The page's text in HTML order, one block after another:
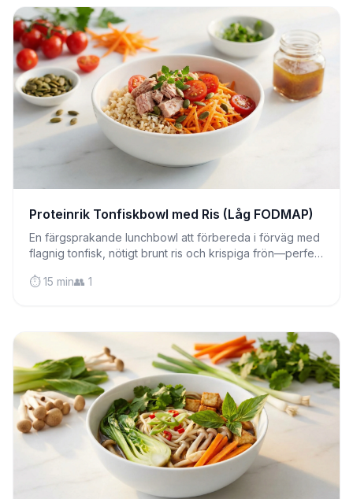
Proteinrik Tonfiskbowl med Ris (Låg FODMAP)
En färgsprakande lunchbowl att förbereda i förväg med
flagnig tonfisk, nötigt brunt ris och krispiga frön—perfekt
⏱️ 15 min👥 1